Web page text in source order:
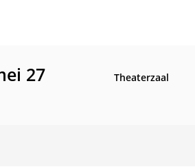
27 Theaterzaal